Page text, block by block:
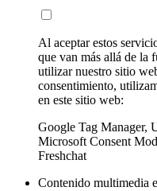
Al aceptar estos
que van más allá de la
utilizar nuestro sitio
consentimiento,
en este sitio web:
Google Tag Manager,
Microsoft Consent
Freshchat
Contenido multimedia